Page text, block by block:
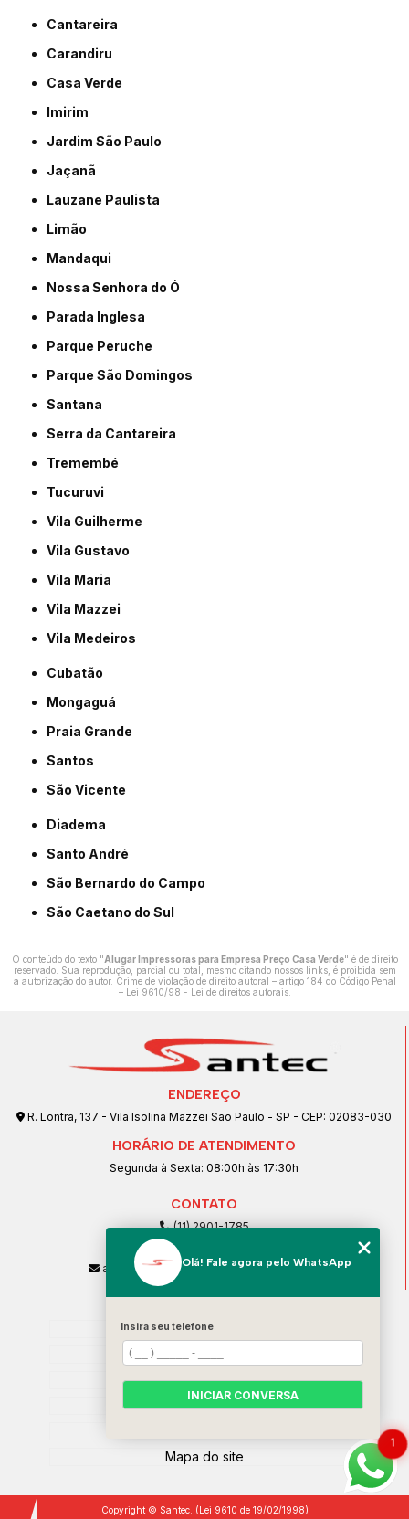
Cantareira
Carandiru
Casa Verde
Imirim
Jardim São Paulo
Jaçanã
Lauzane Paulista
Limão
Mandaqui
Nossa Senhora do Ó
Parada Inglesa
Parque Peruche
Parque São Domingos
Santana
Serra da Cantareira
Tremembé
Tucuruvi
Vila Guilherme
Vila Gustavo
Vila Maria
Vila Mazzei
Vila Medeiros
Cubatão
Mongaguá
Praia Grande
Santos
São Vicente
Diadema
Santo André
São Bernardo do Campo
São Caetano do Sul
O conteúdo do texto "Alugar Impressoras para Empresa Preço Casa Verde" é de direito
reservado. Sua reprodução, parcial ou total, mesmo citando nossos links, é proibida sem
a autorização do autor. Crime de violação de direito autoral – artigo 184 do Código Penal
–
Lei 9610/98 - Lei de direitos autorais.
ENDEREÇO
R. Lontra, 137 - Vila Isolina Mazzei São Paulo - SP - CEP: 02083-030
HORÁRIO DE ATENDIMENTO
Segunda à Sexta: 08:00h às 17:30h
CONTATO
(11) 2901-1785
(11) 99239-1832
atendimento@santeccopiadoras.com.br
Home
Empresa
SERVIÇOS
Contato
Mapa do site
Copyright © Santec. (Lei 9610 de 19/02/1998)
1
Olá! Fale agora pelo WhatsApp
Insira seu telefone
INICIAR CONVERSA